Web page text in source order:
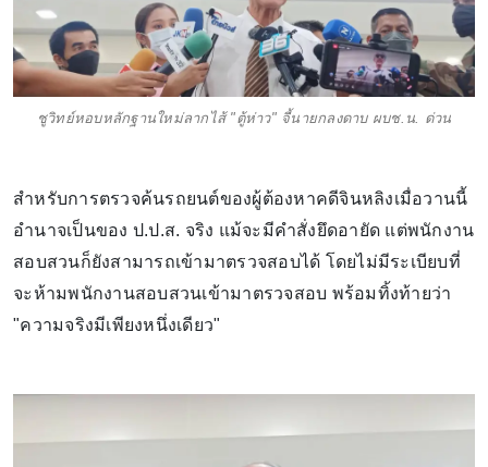
ชูวิทย์หอบหลักฐานใหม่ลากไส้ "ตู้ห่าว" จี้นายกลงดาบ ผบช.น. ด่วน
สำหรับการตรวจค้นรถยนต์ของผู้ต้องหาคดีจินหลิงเมื่อวานนี้
อำนาจเป็นของ ป.ป.ส. จริง แม้จะมีคำสั่งยึดอายัด แต่พนักงาน
สอบสวนก็ยังสามารถเข้ามาตรวจสอบได้ โดยไม่มีระเบียบที่
จะห้ามพนักงานสอบสวนเข้ามาตรวจสอบ พร้อมทิ้งท้ายว่า
"ความจริงมีเพียงหนึ่งเดียว"